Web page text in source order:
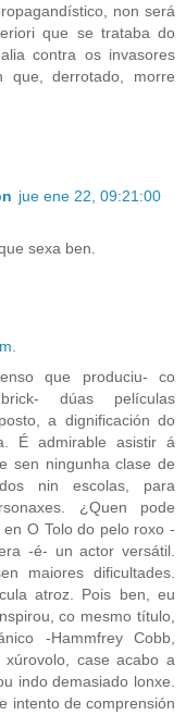
non será
que se trataba do
contra os invasores
que, derrotado, morre
jue ene 22, 09:21:00
sexa ben.
que produciu- co
dúas películas
a dignificación do
É admirable asistir á
sen ningunha clase de
nin escolas, para
¿Quen pode
O Tolo do pelo roxo -
-é- un actor versátil.
maiores dificultades.
atroz. Pois ben, eu
co mesmo título,
-Hammfrey Cobb,
case acabo a
indo demasiado lonxe.
intento de comprensión